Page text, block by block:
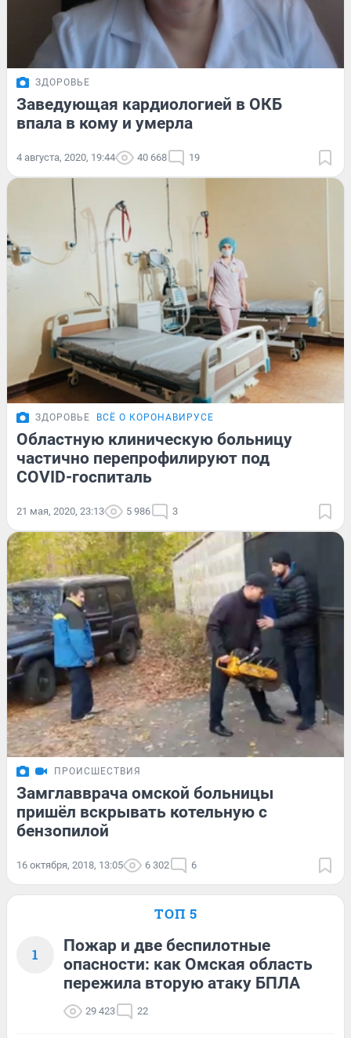
ЗДОРОВЬЕ
Заведующая кардиологией в ОКБ
впала в кому и умерла
4 августа, 2020, 19:44 40 668 19
ЗДОРОВЬЕ ВСЁ О КОРОНАВИРУСЕ
Областную клиническую больницу
частично перепрофилируют под
COVID-госпиталь
21 мая, 2020, 23:13 5 986 3
ПРОИСШЕСТВИЯ
Замглавврача омской больницы
пришёл вскрывать котельную с
бензопилой
16 октября, 2018, 13:05 6 302 6
ТОП 5
1
Пожар и две беспилотные
опасности: как Омская область
пережила вторую атаку БПЛА
29 423 22